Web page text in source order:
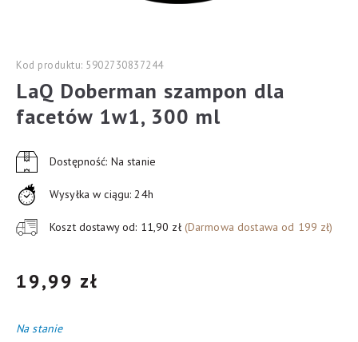
Kod produktu: 5902730837244
LaQ Doberman szampon dla
facetów 1w1, 300 ml
Dostępność: Na stanie
Wysyłka w ciągu: 24h
Koszt dostawy od: 11,90 zł (Darmowa dostawa od 199 zł)
19,99 zł
Na stanie